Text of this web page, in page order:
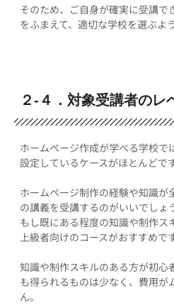
そのため、ご自身が確実に受講で
をふまえて、適切な学校を選ぶよ
２-４．対象受講者のレ
ホームページ作成が学べる学校で
設定しているケースがほとんどです
ホームページ制作の経験や知識が
の講義を受講するのがいいでしょ
もし既にある程度の知識や制作ス
上級者向けのコースがおすすめです
知識や制作スキルのある方が初心
も得られるものは少なく、費用が
ん。